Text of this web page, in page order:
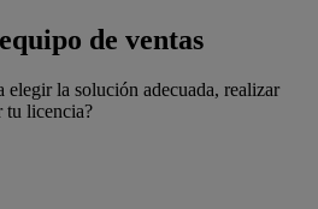
de ventas
elegir la solución adecuada, realizar
tu licencia?